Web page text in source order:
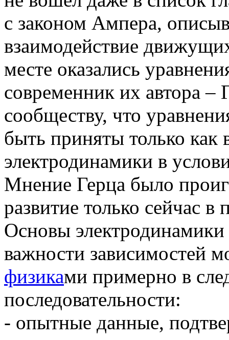
с законом Ампера,
взаимодействие
месте оказались
современник их автора
сообществу, что
быть приняты только как
электродинамики в
Мнение Герца было
развитие только сейчас
Основы
важности зависимостей
физиками примерно в
последовательности:
- опытные данные,